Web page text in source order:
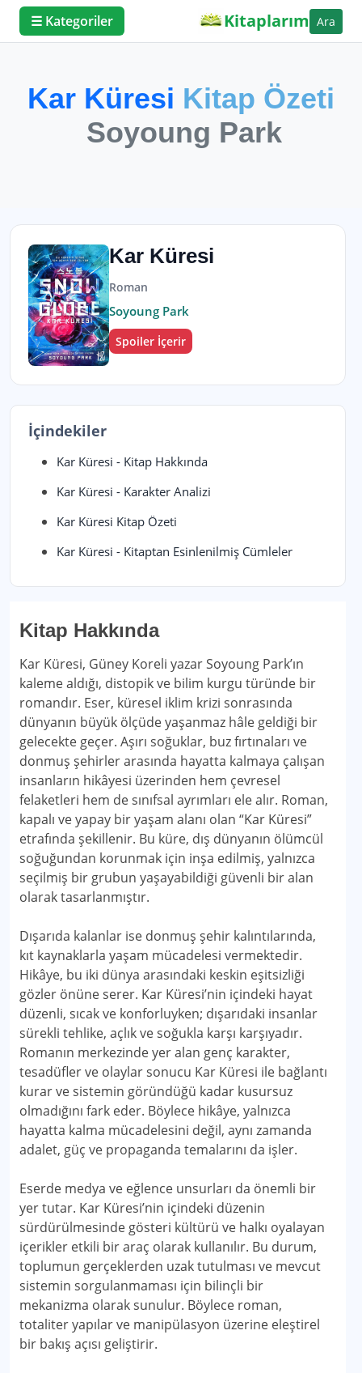
☰ Kategoriler Kitaplarım Ara
Kar Küresi Kitap Özeti
Soyoung Park
Kar Küresi
Roman
Soyoung Park
Spoiler İçerir
İçindekiler
Kar Küresi - Kitap Hakkında
Kar Küresi - Karakter Analizi
Kar Küresi Kitap Özeti
Kar Küresi - Kitaptan Esinlenilmiş Cümleler
Kitap Hakkında
Kar Küresi, Güney Koreli yazar Soyoung Park’ın
kaleme aldığı, distopik ve bilim kurgu türünde bir
romandır. Eser, küresel iklim krizi sonrasında
dünyanın büyük ölçüde yaşanmaz hâle geldiği bir
gelecekte geçer. Aşırı soğuklar, buz fırtınaları ve
donmuş şehirler arasında hayatta kalmaya çalışan
insanların hikâyesi üzerinden hem çevresel
felaketleri hem de sınıfsal ayrımları ele alır. Roman,
kapalı ve yapay bir yaşam alanı olan “Kar Küresi”
etrafında şekillenir. Bu küre, dış dünyanın ölümcül
soğuğundan korunmak için inşa edilmiş, yalnızca
seçilmiş bir grubun yaşayabildiği güvenli bir alan
olarak tasarlanmıştır.
Dışarıda kalanlar ise donmuş şehir kalıntılarında,
kıt kaynaklarla yaşam mücadelesi vermektedir.
Hikâye, bu iki dünya arasındaki keskin eşitsizliği
gözler önüne serer. Kar Küresi’nin içindeki hayat
düzenli, sıcak ve konforluyken; dışarıdaki insanlar
sürekli tehlike, açlık ve soğukla karşı karşıyadır.
Romanın merkezinde yer alan genç karakter,
tesadüfler ve olaylar sonucu Kar Küresi ile bağlantı
kurar ve sistemin göründüğü kadar kusursuz
olmadığını fark eder. Böylece hikâye, yalnızca
hayatta kalma mücadelesini değil, aynı zamanda
adalet, güç ve propaganda temalarını da işler.
Eserde medya ve eğlence unsurları da önemli bir
yer tutar. Kar Küresi’nin içindeki düzenin
sürdürülmesinde gösteri kültürü ve halkı oyalayan
içerikler etkili bir araç olarak kullanılır. Bu durum,
toplumun gerçeklerden uzak tutulması ve mevcut
sistemin sorgulanmaması için bilinçli bir
mekanizma olarak sunulur. Böylece roman,
totaliter yapılar ve manipülasyon üzerine eleştirel
bir bakış açısı geliştirir.